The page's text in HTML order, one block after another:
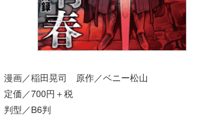
漫画／稲田晃司 原作／ベニー松山
定価／700円＋税
判型／B6判